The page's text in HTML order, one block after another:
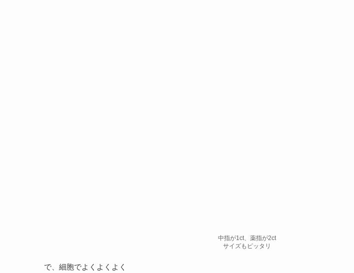
中指が1ct、薬指が2ct
サイズもピッタリ
で、細胞でよくよくよく